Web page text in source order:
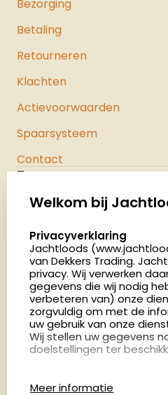
Bezorging
Betaling
Retourneren
Klachten
Actievoorwaarden
Spaarsysteem
Contact
Palenrij 1
Nederland
4.8
2883 beoordelingen
Openingstijden
Dinsdag en donderdag:
uur
Afspraak maken
Welkom bij
select language
Privacyverklaring
Jachtloods
van Dekkers Trading.
privacy. Wij verwerken
gegevens die wij nodig
verbeteren van) onze
zorgvuldig om met de
uw gebruik van onze
Wij stellen uw gegevens
doelstellingen ter
Meer informatie